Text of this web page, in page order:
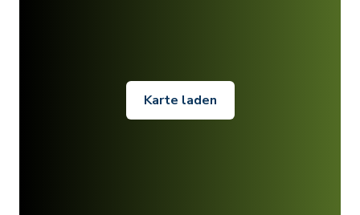
Karte laden